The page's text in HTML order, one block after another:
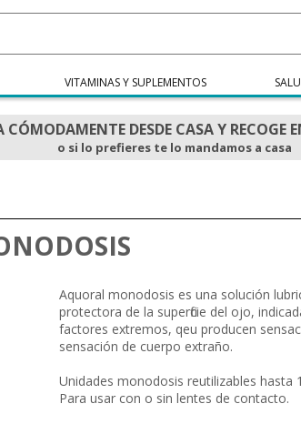
VITAMINAS Y SUPLEMENTOS
CÓMODAMENTE DESDE CASA Y RECOGE
o si lo prefieres te lo mandamos a casa
Aquoral monodosis es una solución
protectora de la superficie del ojo,
factores extremos, qeu producen
sensación de cuerpo extraño.
Unidades monodosis reutilizables hasta
Para usar con o sin lentes de contacto.